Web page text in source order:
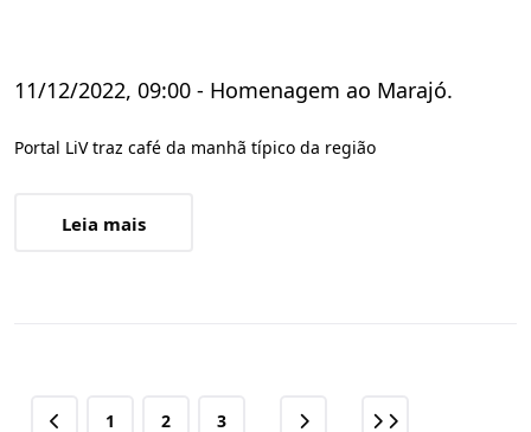
11/12/2022, 09:00 - Homenagem ao Marajó.
Portal LiV traz café da manhã típico da região
Leia mais
1 2 3